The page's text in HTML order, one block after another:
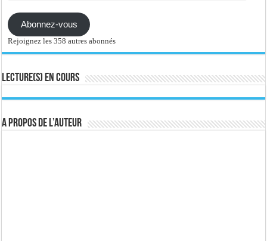
Abonnez-vous
Rejoignez les 358 autres abonnés
Lecture(s) en cours
A propos de l’auteur